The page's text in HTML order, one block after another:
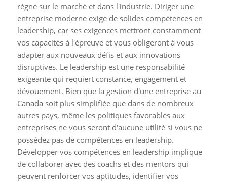
règne sur le marché et dans l'industrie. Diriger une
entreprise moderne exige de solides compétences en
leadership, car ses exigences mettront constamment
vos capacités à l'épreuve et vous obligeront à vous
adapter aux nouveaux défis et aux innovations
disruptives. Le leadership est une responsabilité
exigeante qui requiert constance, engagement et
dévouement. Bien que la gestion d'une entreprise au
Canada soit plus simplifiée que dans de nombreux
autres pays, même les politiques favorables aux
entreprises ne vous seront d'aucune utilité si vous ne
possédez pas de compétences en leadership.
Développer vos compétences en leadership implique
de collaborer avec des coachs et des mentors qui
peuvent renforcer vos aptitudes, identifier vos